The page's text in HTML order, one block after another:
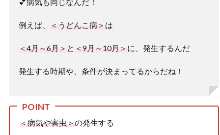
💕病気も同じなんだ！
例えば、 ＜うどんこ病＞ は
＜4月～6月＞ と ＜9月～10月＞ に、発生するんだ
発生する時期や、条件が決まってるからだね！
＜病気や害虫＞の発生する